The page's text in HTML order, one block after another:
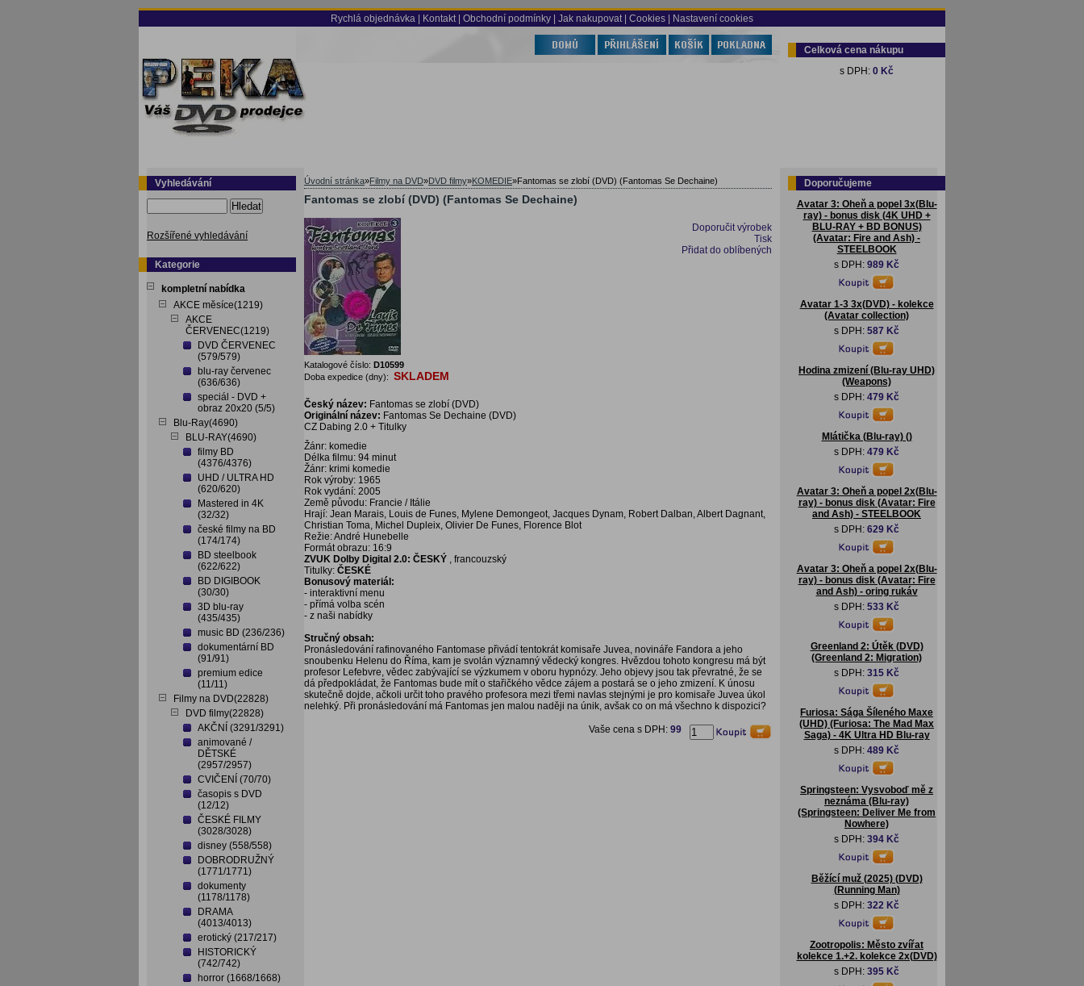
Rychlá objednávka Kontakt Obchodní podmínky Jak nakupovat | Cookies | Nastavení cookies
Celková cena nákupu
s DPH: 0 Kč
Vyhledávání
Hledat
Rozšířené vyhledávání
Kategorie
kompletní nabídka
AKCE měsíce(1219)
AKCE
ČERVENEC(1219)
DVD ČERVENEC
(579/579)
blu-ray červenec
(636/636)
speciál - DVD +
obraz 20x20 (5/5)
Blu-Ray(4690)
BLU-RAY(4690)
filmy BD
(4376/4376)
UHD / ULTRA HD
(620/620)
Mastered in 4K
(32/32)
české filmy na BD
(174/174)
BD steelbook
(622/622)
BD DIGIBOOK
(30/30)
3D blu-ray
(435/435)
music BD (236/236)
dokumentární BD
(91/91)
premium edice
(11/11)
Filmy na DVD(22828)
DVD filmy(22828)
AKČNÍ (3291/3291)
animované /
DĚTSKÉ
(2957/2957)
CVIČENÍ (70/70)
časopis s DVD
(12/12)
ČESKÉ FILMY
(3028/3028)
disney (558/558)
DOBRODRUŽNÝ
(1771/1771)
dokumenty
(1178/1178)
DRAMA
(4013/4013)
erotický (217/217)
HISTORICKÝ
(742/742)
horror (1668/1668)
Úvodní stránka»Filmy na DVD»DVD filmy»KOMEDIE»Fantomas se zlobí (DVD) (Fantomas Se Dechaine)
Fantomas se zlobí (DVD) (Fantomas Se Dechaine)
Doporučit výrobek
Tisk
Přidat do oblíbených
Katalogové číslo: D10599
Doba expedice (dny): SKLADEM
Český název: Fantomas se zlobí (DVD)
Originální název: Fantomas Se Dechaine (DVD)
CZ Dabing 2.0 + Titulky
Žánr: komedie
Délka filmu: 94 minut
Žánr: krimi komedie
Rok výroby: 1965
Rok vydání: 2005
Země původu: Francie / Itálie
Hrají: Jean Marais, Louis de Funes, Mylene Demongeot, Jacques Dynam, Robert Dalban, Albert Dagnant,
Christian Toma, Michel Dupleix, Olivier De Funes, Florence Blot
Režie: André Hunebelle
Formát obrazu: 16:9
ZVUK Dolby Digital 2.0: ČESKÝ , francouzský
Titulky: ČESKÉ
Bonusový materiál:
- interaktivní menu
- přímá volba scén
- z naši nabídky
Stručný obsah:
Pronásledování rafinovaného Fantomase přivádí tentokrát komisaře Juvea, novináře Fandora a jeho
snoubenku Helenu do Říma, kam je svolán významný vědecký kongres. Hvězdou tohoto kongresu má být
profesor Lefebvre, vědec zabývající se výzkumem v oboru hypnózy. Jeho objevy jsou tak převratné, že se
dá předpokládat, že Fantomas bude mít o stařičkého vědce zájem a postará se o jeho zmizení. K únosu
skutečně dojde, ačkoli určit toho pravého profesora mezi třemi navlas stejnými je pro komisaře Juvea úkol
nelehký. Při pronásledování má Fantomas jen malou naději na únik, avšak co on má všechno k dispozici?
Vaše cena s DPH: 99
Doporučujeme
Avatar 3: Oheň a popel 3x(Blu-
ray) - bonus disk (4K UHD +
BLU-RAY + BD BONUS)
(Avatar: Fire and Ash) -
STEELBOOK
s DPH: 989 Kč
Avatar 1-3 3x(DVD) - kolekce
(Avatar collection)
s DPH: 587 Kč
Hodina zmizení (Blu-ray UHD)
(Weapons)
s DPH: 479 Kč
Mlátička (Blu-ray) ()
s DPH: 479 Kč
Avatar 3: Oheň a popel 2x(Blu-
ray) - bonus disk (Avatar: Fire
and Ash) - STEELBOOK
s DPH: 629 Kč
Avatar 3: Oheň a popel 2x(Blu-
ray) - bonus disk (Avatar: Fire
and Ash) - oring rukáv
s DPH: 533 Kč
Greenland 2: Útěk (DVD)
(Greenland 2: Migration)
s DPH: 315 Kč
Furiosa: Sága Šíleného Maxe
(UHD) (Furiosa: The Mad Max
Saga) - 4K Ultra HD Blu-ray
s DPH: 489 Kč
Springsteen: Vysvoboď mě z
neznáma (Blu-ray)
(Springsteen: Deliver Me from
Nowhere)
s DPH: 394 Kč
Běžící muž (2025) (DVD)
(Running Man)
s DPH: 322 Kč
Zootropolis: Město zvířat
kolekce 1.+2. kolekce 2x(DVD)
s DPH: 395 Kč